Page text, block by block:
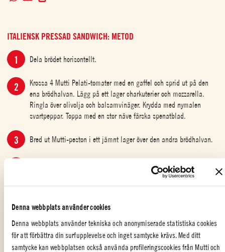
Denna webbplats använder cookies
Denna webbplats använder tekniska och anonymiserade statistiska cookies
för att förbättra din surfupplevelse och inget samtycke krävs. Med ditt
samtycke kan webbplatsen också använda profileringscookies från Mutti och
ITALIENSK PRESSAD SANDWICH: METOD
Dela brödet horisontellt.
Krossa 4 Mutti Pelati-tomater med en gaffel och sprid ut på den
ena brödhalvan. Lägg på ett lager charkuterier och mozzarella.
Ringla över olivolja och balsamvinäger. Krydda med nymalen
svartpeppar. Toppa med en stor näve färska spenatblad.
Bred ut Mutti-peston i ett jämnt lager över den andra brödhalvan.
sandwichen i bakplåtspapper, plastfolie eller aluminiumfolie.
stekpanna eller kastrull ovanpå. Låt stå i kylskåpet i minst 3